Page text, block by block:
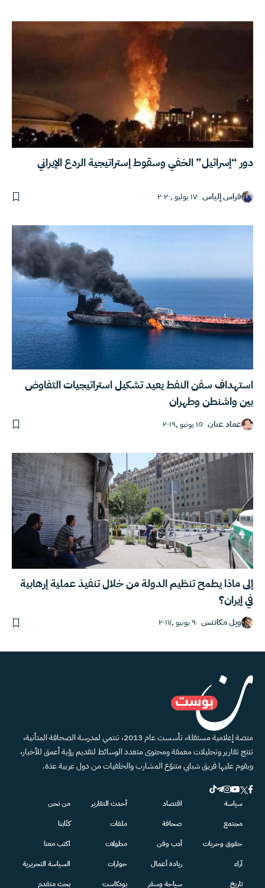
دور “إسرائيل” الخفي وسقوط إستراتيجية الردع الإيراني
فراس إلياس ١٧ يوليو ,٢٠٢٠
استهداف سفن النفط يعيد تشكيل استراتيجيات التفاوض
بين واشنطن وطهران
عماد عنان ١٥ يونيو ,٢٠١٩
إلى ماذا يطمح تنظيم الدولة من خلال تنفيذ عملية إرهابية
في إيران؟
ويل مكانتس ٩ يونيو ,٢٠١٧
منصة إعلامية مستقلة، تأسست عام 2013، تنتمي لمدرسة الصحافة المتأنية،
تنتج تقارير وتحليلات معمقة ومحتوى متعدد الوسائط لتقديم رؤية أعمق للأخبار،
ويقوم عليها فريق شبابي متنوّع المشارب والخلفيات من دول عربية عدة.
سياسة
مجتمع
حقوق وحريات
آراء
تاريخ
اقتصاد
صحافة
أدب وفن
ريادة أعمال
سياحة وسفر
أحدث التقارير
ملفات
مطولات
حوارات
بودكاست
من نحن
كتّابنا
اكتب معنا
السياسة التحريرية
بحث متقدم